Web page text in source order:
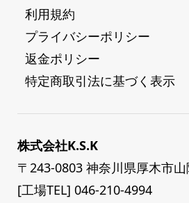
利用規約
プライバシーポリシー
返金ポリシー
特定商取引法に基づく表示
株式会社K.S.K
〒243-0803 神奈川県厚木市山
[工場TEL] 046-210-4994